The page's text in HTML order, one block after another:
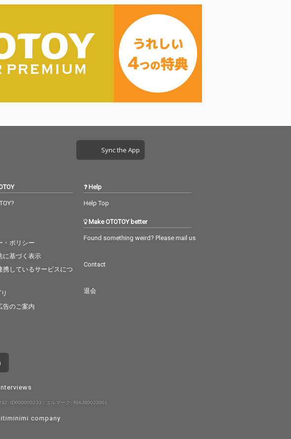
Sync the App
・ポリシー
に基づく表示
携しているサービスにつ
告のご案内
Help
Help Top
Make OTOTOY better
Found something weird? Please mail us
Contact
退会
ID000000233 / エルマーク: RIAJ80023001
company